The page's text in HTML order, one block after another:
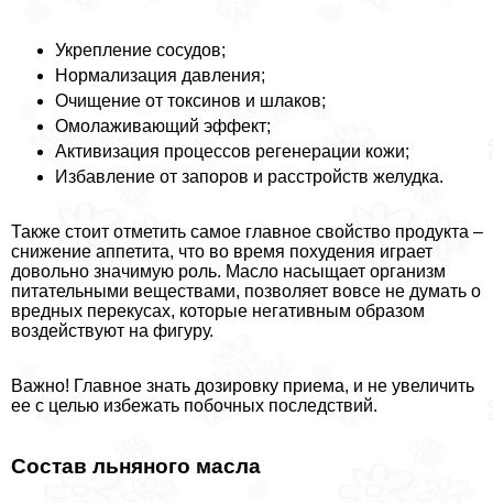
Укрепление сосудов;
Нормализация давления;
Очищение от токсинов и шлаков;
Омолаживающий эффект;
Активизация процессов регенерации кожи;
Избавление от запоров и расстройств желудка.
Также стоит отметить самое главное свойство продукта –
снижение аппетита, что во время похудения играет
довольно значимую роль. Масло насыщает организм
питательными веществами, позволяет вовсе не думать о
вредных перекусах, которые негативным образом
воздействуют на фигуру.
Важно! Главное знать дозировку приема, и не увеличить
ее с целью избежать побочных последствий.
Состав льняного масла